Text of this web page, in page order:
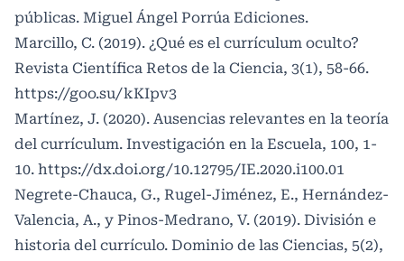
públicas. Miguel Ángel Porrúa Ediciones.
Marcillo, C. (2019). ¿Qué es el currículum oculto?
Revista Científica Retos de la Ciencia, 3(1), 58-66.
https://goo.su/kKIpv3
Martínez, J. (2020). Ausencias relevantes en la teoría
del currículum. Investigación en la Escuela, 100, 1-
10. https://dx.doi.org/10.12795/IE.2020.i100.01
Negrete-Chauca, G., Rugel-Jiménez, E., Hernández-
Valencia, A., y Pinos-Medrano, V. (2019). División e
historia del currículo. Dominio de las Ciencias, 5(2),